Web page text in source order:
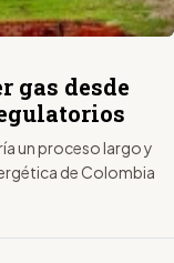
gas desde
un proceso largo y
de Colombia